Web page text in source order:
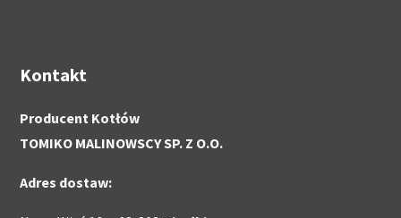
Kontakt
Producent Kotłów
TOMIKO MALINOWSCY SP. Z O.O.
Adres dostaw: